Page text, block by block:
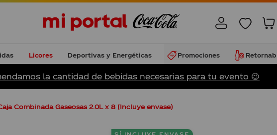
Licores Deportivas y Energéticas Promociones
la cantidad de bebidas necesarias para tu evento 😉
Combinada Gaseosas 2.0L x 8 (Incluye envase)